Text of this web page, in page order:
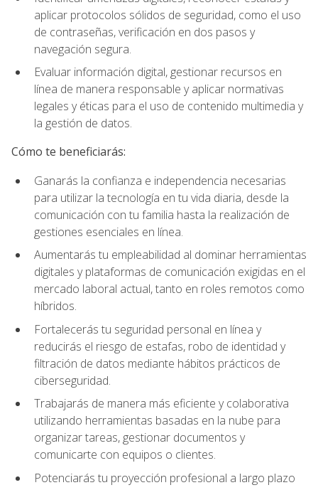
aplicar protocolos sólidos de seguridad, como el uso
de contraseñas, verificación en dos pasos y
navegación segura.
Evaluar información digital, gestionar recursos en
línea de manera responsable y aplicar normativas
legales y éticas para el uso de contenido multimedia y
la gestión de datos.
Cómo te beneficiarás:
Ganarás la confianza e independencia necesarias
para utilizar la tecnología en tu vida diaria, desde la
comunicación con tu familia hasta la realización de
gestiones esenciales en línea.
Aumentarás tu empleabilidad al dominar herramientas
digitales y plataformas de comunicación exigidas en el
mercado laboral actual, tanto en roles remotos como
híbridos.
Fortalecerás tu seguridad personal en línea y
reducirás el riesgo de estafas, robo de identidad y
filtración de datos mediante hábitos prácticos de
ciberseguridad.
Trabajarás de manera más eficiente y colaborativa
utilizando herramientas basadas en la nube para
organizar tareas, gestionar documentos y
comunicarte con equipos o clientes.
Potenciarás tu proyección profesional a largo plazo